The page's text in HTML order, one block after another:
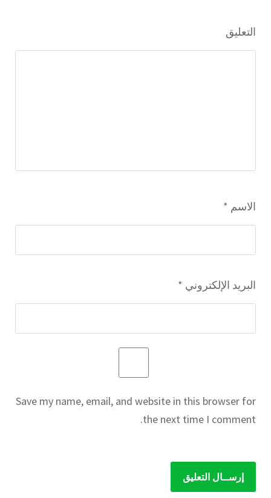
التعليق
الاسم *
البريد الإلكتروني *
Save my name, email, and website in this browser for
the next time I comment.